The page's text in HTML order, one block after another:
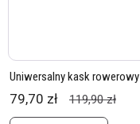
Uniwersalny kask
79,70 zł 119,90 zł